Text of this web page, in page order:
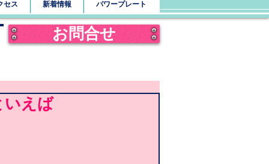
セス 新着情報 パワープレート
お問合せ
いえば